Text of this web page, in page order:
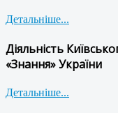
Детальніше...
Діяльність
«Знання» України
Детальніше...